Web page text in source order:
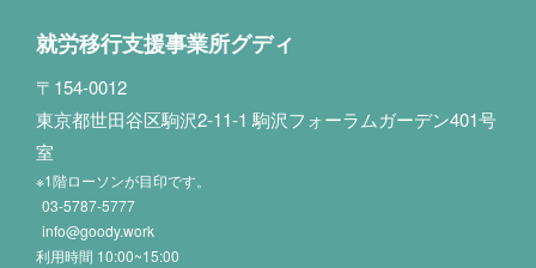
就労移行支援事業所グディ
〒154-0012
東京都世田谷区駒沢2-11-1 駒沢フォーラムガーデン401号
室
※1階ローソンが目印です。
03-5787-5777
info@goody.work
利用時間 10:00~15:00